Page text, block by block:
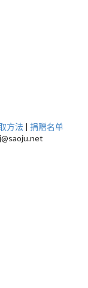
方法 | 捐赠名单